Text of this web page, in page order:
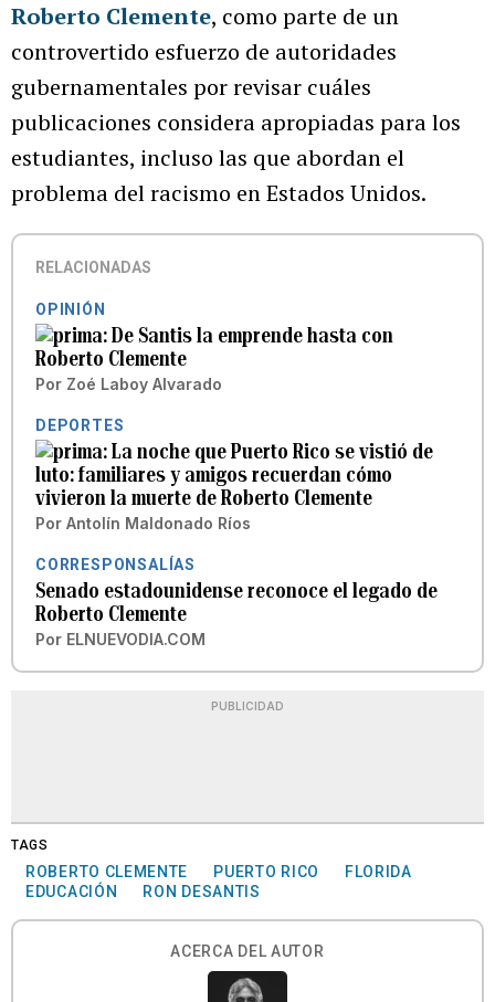
Roberto Clemente, como parte de un
controvertido esfuerzo de autoridades
gubernamentales por revisar cuáles
publicaciones considera apropiadas para los
estudiantes, incluso las que abordan el
problema del racismo en Estados Unidos.
RELACIONADAS
OPINIÓN
De Santis la emprende hasta con
Roberto Clemente
Por Zoé Laboy Alvarado
DEPORTES
La noche que Puerto Rico se vistió de
luto: familiares y amigos recuerdan cómo
vivieron la muerte de Roberto Clemente
Por Antolín Maldonado Ríos
CORRESPONSALÍAS
Senado estadounidense reconoce el legado de
Roberto Clemente
Por ELNUEVODIA.COM
PUBLICIDAD
TAGS
ROBERTO CLEMENTE PUERTO RICO
FLORIDA
EDUCACIÓN
RON DESANTIS
ACERCA DEL AUTOR